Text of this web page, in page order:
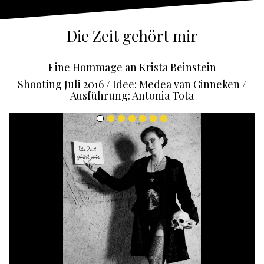
Die Zeit gehört mir
Eine Hommage an Krista Beinstein
Shooting Juli 2016 / Idee: Medea van Ginneken /
Ausführung: Antonia Tota